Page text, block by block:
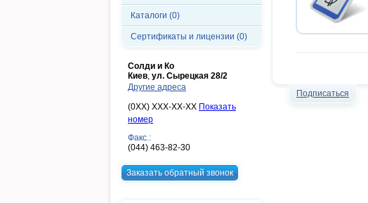
Каталоги (0)
Сертификаты и лицензии (0)
Солди и Ко
Киев, ул. Сырецкая 28/2
Другие адреса
(0XX) XXX-XX-XX Показать
номер
Факс.:
(044) 463-82-30
Заказать обратный звонок
Подписаться